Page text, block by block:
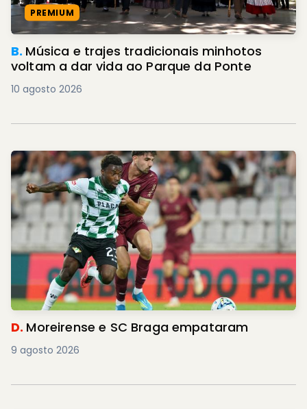
PREMIUM
B. Música e trajes tradicionais minhotos
voltam a dar vida ao Parque da Ponte
10 agosto 2026
D. Moreirense e SC Braga empataram
9 agosto 2026